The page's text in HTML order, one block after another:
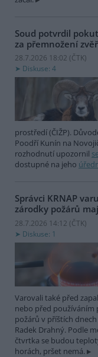
Soud potvrdil
za přemnožení
28.7.2026 18:02 (ČTK)
Diskuse: 4
prostředí (ČIŽP).
Poodří Kunín na
rozhodnutí upozornil
dostupné na jeho
Správci KRNAP
zárodky požárů
28.7.2026 14:12 (ČTK)
Diskuse: 1
Varovali také před
nebo před používáním
požárů v příštích dnech
Radek Drahný. Podle
čtvrtka se budou
horách, pršet nemá.